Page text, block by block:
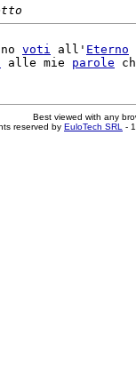
voti all' Eterno
alle mie parole
Best viewed with any
reserved by EuloTech SRL -